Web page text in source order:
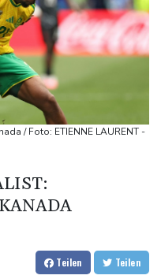
in Catania
auch Malmö
Drohne in Bulgarien löst
Angriffe - Vucic für
übernimmt
/ Foto: ETIENNE LAURENT -
Teilen Teilen